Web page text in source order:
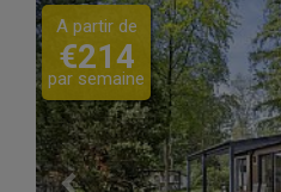
Previous
A partir de
€214
par semaine